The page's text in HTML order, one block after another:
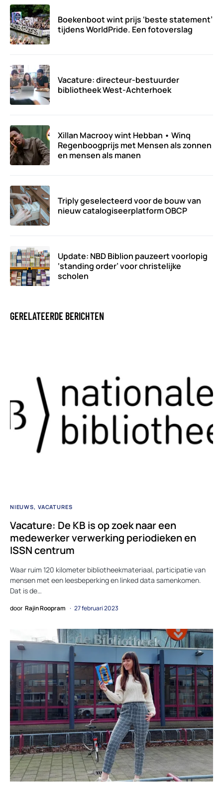
Boekenboot wint prijs ‘beste statement’
tijdens WorldPride. Een fotoverslag
Vacature: directeur-bestuurder
bibliotheek West-Achterhoek
Xillan Macrooy wint Hebban • Winq
Regenboogprijs met Mensen als zonnen
en mensen als manen
Triply geselecteerd voor de bouw van
nieuw catalogiseerplatform OBCP
Update: NBD Biblion pauzeert voorlopig
‘standing order’ voor christelijke
scholen
GERELATEERDE BERICHTEN
NIEUWS VACATURES
Vacature: De KB is op zoek naar een
medewerker verwerking periodieken en
ISSN centrum
Waar ruim 120 kilometer bibliotheekmateriaal, participatie van
mensen met een leesbeperking en linked data samenkomen.
Dat is de…
door Rajin Roopram 27 februari 2023